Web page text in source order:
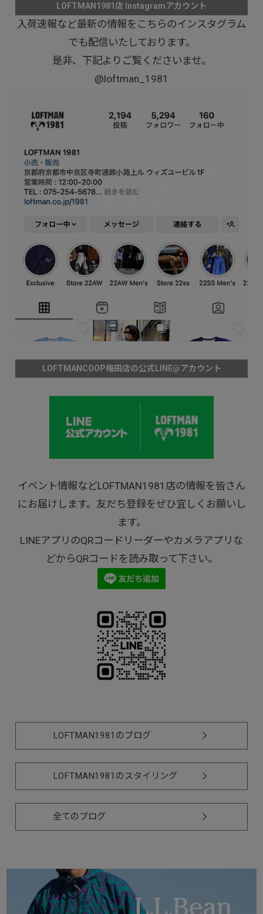
LOFTMAN1981店 Instagramアカウント
入荷速報など最新の情報をこちらのインスタグラム
でも配信いたしております。
是非、下記よりご覧くださいませ。
@loftman_1981
LOFTMANCOOP梅田店の公式LINE@アカウント
イベント情報などLOFTMAN1981店の情報を皆さん
にお届けします。友だち登録をぜひ宜しくお願いし
ます。
LINEアプリのQRコードリーダーやカメラアプリな
どからQRコードを読み取って下さい。
LOFTMAN1981のブログ
LOFTMAN1981のスタイリング
全てのブログ